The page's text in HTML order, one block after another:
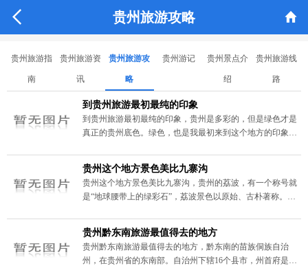
 贵州旅游攻略 
贵州旅游指
南
贵州旅游资
讯
贵州旅游攻
略
贵州游记 贵州景点介
绍
贵州旅游线
路
到贵州旅游最初最纯的印象
到贵州旅游最初最纯的印象，贵州是多彩的，但是绿色才是
真正的贵州底色。绿色，也是我最初来到这个地方的印象，
贵州这个地方景色美比九寨沟
贵州这个地方景色美比九寨沟，贵州的荔波，有一个称号就
是“地球腰带上的绿彩石”，荔波景色以原始、古朴著称。南
贵州黔东南旅游最值得去的地方
贵州黔东南旅游最值得去的地方，黔东南的苗族侗族自治
州，在贵州省的东南部。自治州下辖16个县市，州首府是凯